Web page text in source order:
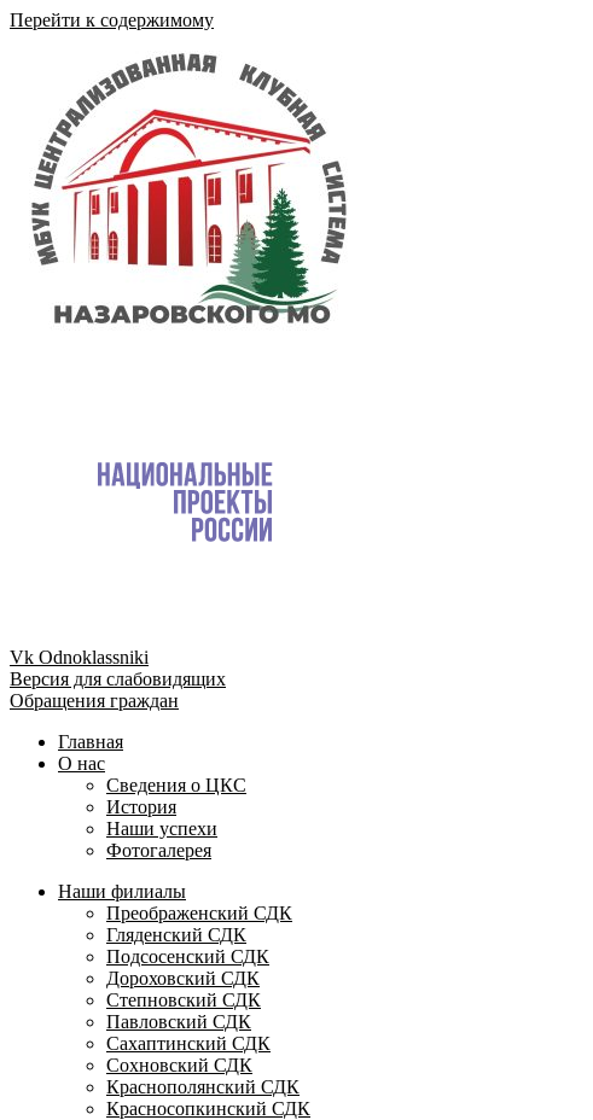
Перейти к содержимому
Vk Odnoklassniki
Версия для слабовидящих
Обращения граждан
Главная
О нас
Сведения о ЦКС
История
Наши успехи
Фотогалерея
Наши филиалы
Преображенский СДК
Гляденский СДК
Подсосенский СДК
Дороховский СДК
Степновский СДК
Павловский СДК
Сахаптинский СДК
Сохновский СДК
Краснополянский СДК
Красносопкинский СДК